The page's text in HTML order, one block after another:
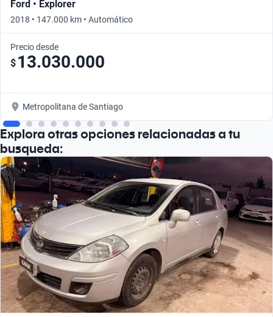
Ford • Explorer
2018 • 147.000 km • Automático
Precio desde
$ 13.030.000
Metropolitana de Santiago
Explora otras opciones relacionadas a tu
busqueda: